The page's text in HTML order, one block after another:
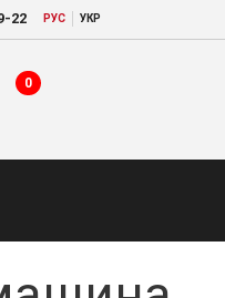
22 РУC | УКР
0